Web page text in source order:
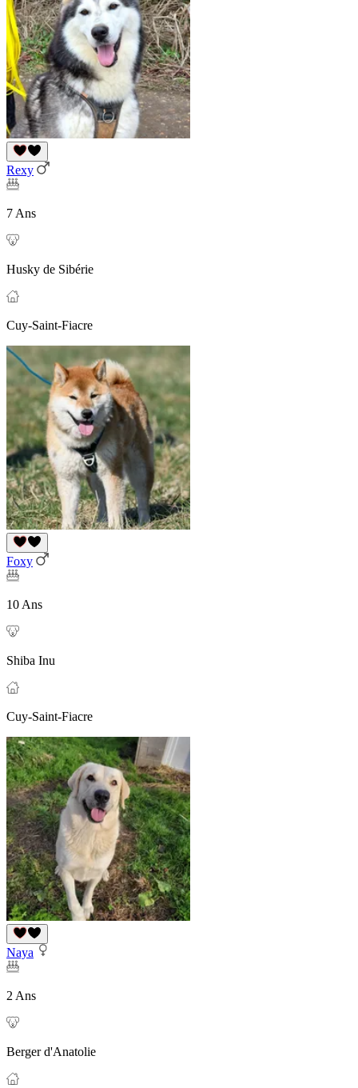
Rexy
7 Ans
Husky de Sibérie
Cuy-Saint-Fiacre
Foxy
10 Ans
Shiba Inu
Cuy-Saint-Fiacre
Naya
2 Ans
Berger d'Anatolie